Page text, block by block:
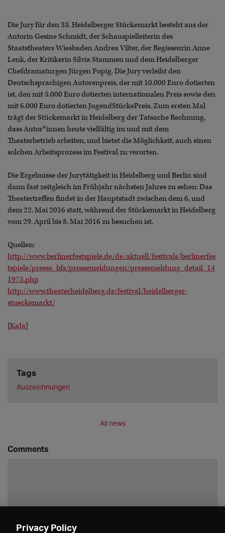
Die Jury für den 33. Heidelberger Stückemarkt besteht aus der
Autorin Gesine Schmidt, der Schauspielleiterin des
Staatstheaters Wiesbaden Andrea Vilter, der Regisseurin Anne
Lenk, der Kritikerin Silvia Stammen und dem Heidelberger
Chefdramaturgen Jürgen Popig. Die Jury verleiht den
Deutschsprachigen Autorenpreis, der mit 10.000 Euro dotierten
ist, den mit 5.000 Euro dotierten internationalen Preis sowie den
mit 6.000 Euro dotierten JugendStückePreis. Zum ersten Mal
trägt der Stückemarkt in Heidelberg der Tatsache Rechnung,
dass Autor*innen heute vielfältig im und mit dem
Theaterbetrieb arbeiten, und bietet die Möglichkeit, auch einen
solchen Arbeitsprozess im Festival zu verorten.
Die Ergebnisse der Jurytätigkeit in Heidelberg und Berlin sind
dann fast zeitgleich im Frühjahr nächsten Jahres zu sehen: Das
Theatertreffen findet in der Hauptstadt zwischen dem 6. und
dem 22. Mai 2016 statt, während der Stückemarkt in Heidelberg
vom 29. April bis 8. Mai 2016 zu besuchen ist.
Quellen:
http://www.berlinerfestspiele.de/de/aktuell/festivals/berlinerfes
tspiele/presse_bfs/pressemeldungen/pressemeldung_detail_14
1973.php
http://www.theaterheidelberg.de/festival/heidelberger-
stueckemarkt/
[KaJa]
Tags
Auszeichnungen
All news
Comments
Privacy Policy